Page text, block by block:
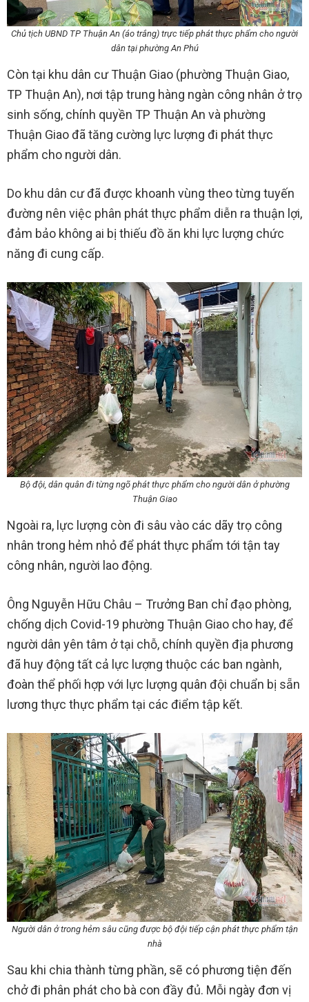
Chủ tịch UBND TP Thuận An (áo trắng) trực tiếp phát thực phẩm cho người
dân tại phường An Phú
Còn tại khu dân cư Thuận Giao (phường Thuận Giao,
TP Thuận An), nơi tập trung hàng ngàn công nhân ở trọ
sinh sống, chính quyền TP Thuận An và phường
Thuận Giao đã tăng cường lực lượng đi phát thực
phẩm cho người dân.
Do khu dân cư đã được khoanh vùng theo từng tuyến
đường nên việc phân phát thực phẩm diễn ra thuận lợi,
đảm bảo không ai bị thiếu đồ ăn khi lực lượng chức
năng đi cung cấp.
Bộ đội, dân quân đi từng ngõ phát thực phẩm cho người dân ở phường
Thuận Giao
Ngoài ra, lực lượng còn đi sâu vào các dãy trọ công
nhân trong hẻm nhỏ để phát thực phẩm tới tận tay
công nhân, người lao động.
Ông Nguyễn Hữu Châu – Trưởng Ban chỉ đạo phòng,
chống dịch Covid-19 phường Thuận Giao cho hay, để
người dân yên tâm ở tại chỗ, chính quyền địa phương
đã huy động tất cả lực lượng thuộc các ban ngành,
đoàn thể phối hợp với lực lượng quân đội chuẩn bị sẵn
lương thực thực phẩm tại các điểm tập kết.
Người dân ở trong hẻm sâu cũng được bộ đội tiếp cận phát thực phẩm tận
nhà
Sau khi chia thành từng phần, sẽ có phương tiện đến
chở đi phân phát cho bà con đầy đủ. Mỗi ngày đơn vị